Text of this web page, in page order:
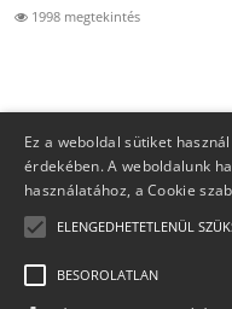
1998 megtekintés
Copyright 2026 Foglaljma.hu
Ez a weboldal sütiket
érdekében. A weboldalunk
használatához, a Cookie
ELENGEDHETETLENÜL
BESOROLATLAN